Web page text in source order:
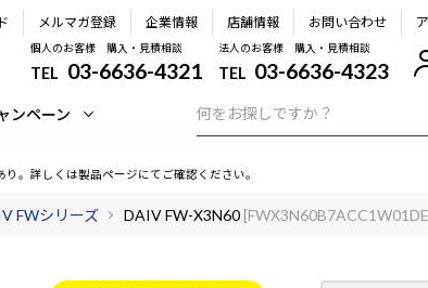
メルマガ登録 企業情報 店舗情報 お問い合わせ
個人のお客様 購入・見積相談
TEL 03-6636-4321
法人のお客様 購入・見積相談
TEL 03-6636-4323
ンペーン
り。詳しくは製品ページにてご確認ください。
FWシリーズ DAIV FW-X3N60